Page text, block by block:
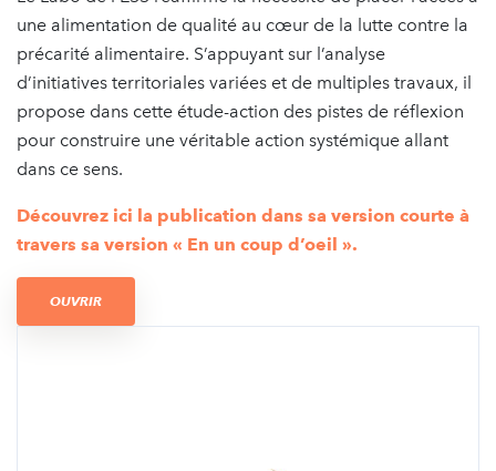
une alimentation de qualité au cœur de la lutte contre la
précarité alimentaire. S’appuyant sur l’analyse
d’initiatives territoriales variées et de multiples travaux, il
propose dans cette étude-action des pistes de réflexion
pour construire une véritable action systémique allant
dans ce sens.
Découvrez ici la publication dans sa version courte à
travers sa version « En un coup d’oeil ».
OUVRIR